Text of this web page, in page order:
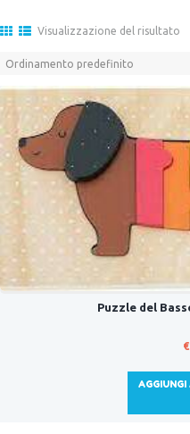
Visualizzazione del risultato
Puzzle del
€